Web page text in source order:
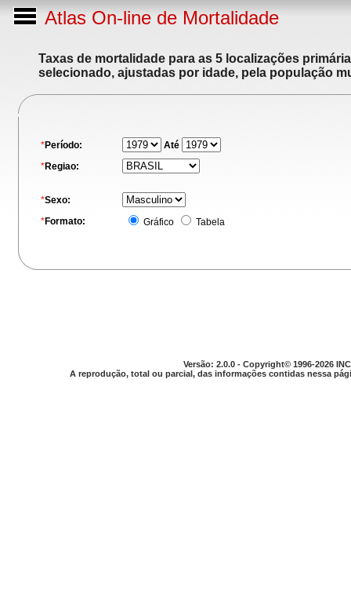
Atlas On-line de Mortalidade
Taxas de mortalidade para as 5 localizações
selecionado, ajustadas por idade, pela população
*Período:
Até
*Regiao:
*Sexo:
*Formato: Gráfico Tabela
Versão: 2.0.0 - Copyright© 1996-2026
A reprodução, total ou parcial, das informações contidas nessa